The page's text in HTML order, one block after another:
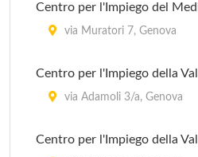
Stazione Marassi
Stazione Molassana
Centro per l'Impiego del
via Muratori 7, Genova
Centro per l'Impiego della
via Adamoli 3/a, Genova
Centro per l'Impiego della